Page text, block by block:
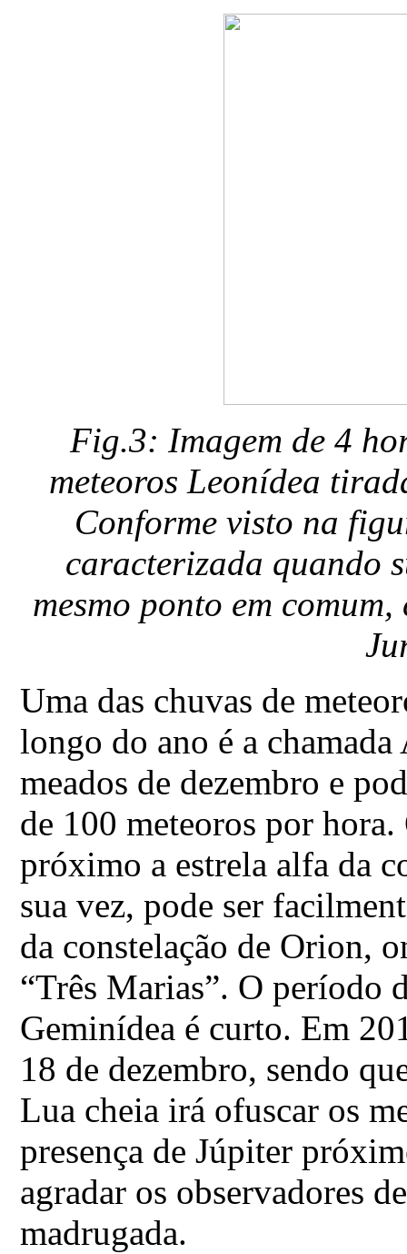
Fig.3: Imagem de 4
meteoros Leonídea
Conforme visto na
caracterizada quando
mesmo ponto em
Uma das chuvas de
longo do ano é a
meados de dezembro e
de 100 meteoros por
próximo a estrela alfa da
sua vez, pode ser
da constelação de Orion,
“Três Marias”. O período
Geminídea é curto. Em
18 de dezembro, sendo
Lua cheia irá ofuscar os
presença de Júpiter
agradar os observadores
madrugada.